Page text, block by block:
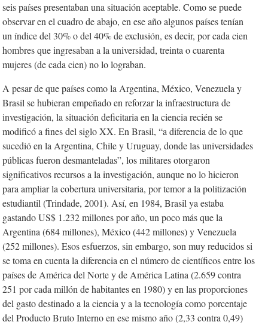
seis países presentaban una situación aceptable. Como se puede
observar en el cuadro de abajo, en ese año algunos países tenían
un índice del 30% o del 40% de exclusión, es decir, por cada cien
hombres que ingresaban a la universidad, treinta o cuarenta
mujeres (de cada cien) no lo lograban.
A pesar de que países como la Argentina, México, Venezuela y
Brasil se hubieran empeñado en reforzar la infraestructura de
investigación, la situación deficitaria en la ciencia recién se
modificó a fines del siglo XX. En Brasil, “a diferencia de lo que
sucedió en la Argentina, Chile y Uruguay, donde las universidades
públicas fueron desmanteladas”, los militares otorgaron
significativos recursos a la investigación, aunque no lo hicieron
para ampliar la cobertura universitaria, por temor a la politización
estudiantil (Trindade, 2001). Así, en 1984, Brasil ya estaba
gastando US$ 1.232 millones por año, un poco más que la
Argentina (684 millones), México (442 millones) y Venezuela
(252 millones). Esos esfuerzos, sin embargo, son muy reducidos si
se toma en cuenta la diferencia en el número de científicos entre los
países de América del Norte y de América Latina (2.659 contra
251 por cada millón de habitantes en 1980) y en las proporciones
del gasto destinado a la ciencia y a la tecnología como porcentaje
del Producto Bruto Interno en ese mismo año (2,33 contra 0,49)